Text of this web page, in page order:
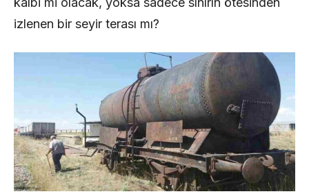
izlenen bir seyir terası mı?